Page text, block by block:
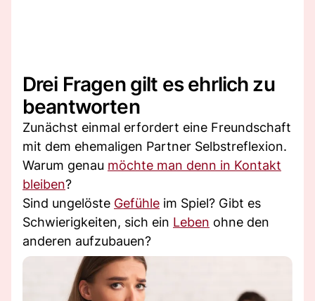
Drei Fragen gilt es ehrlich zu
beantworten
Zunächst einmal erfordert eine Freundschaft
mit dem ehemaligen Partner Selbstreflexion.
Warum genau möchte man denn in Kontakt
bleiben?
Sind ungelöste Gefühle im Spiel? Gibt es
Schwierigkeiten, sich ein Leben ohne den
anderen aufzubauen?